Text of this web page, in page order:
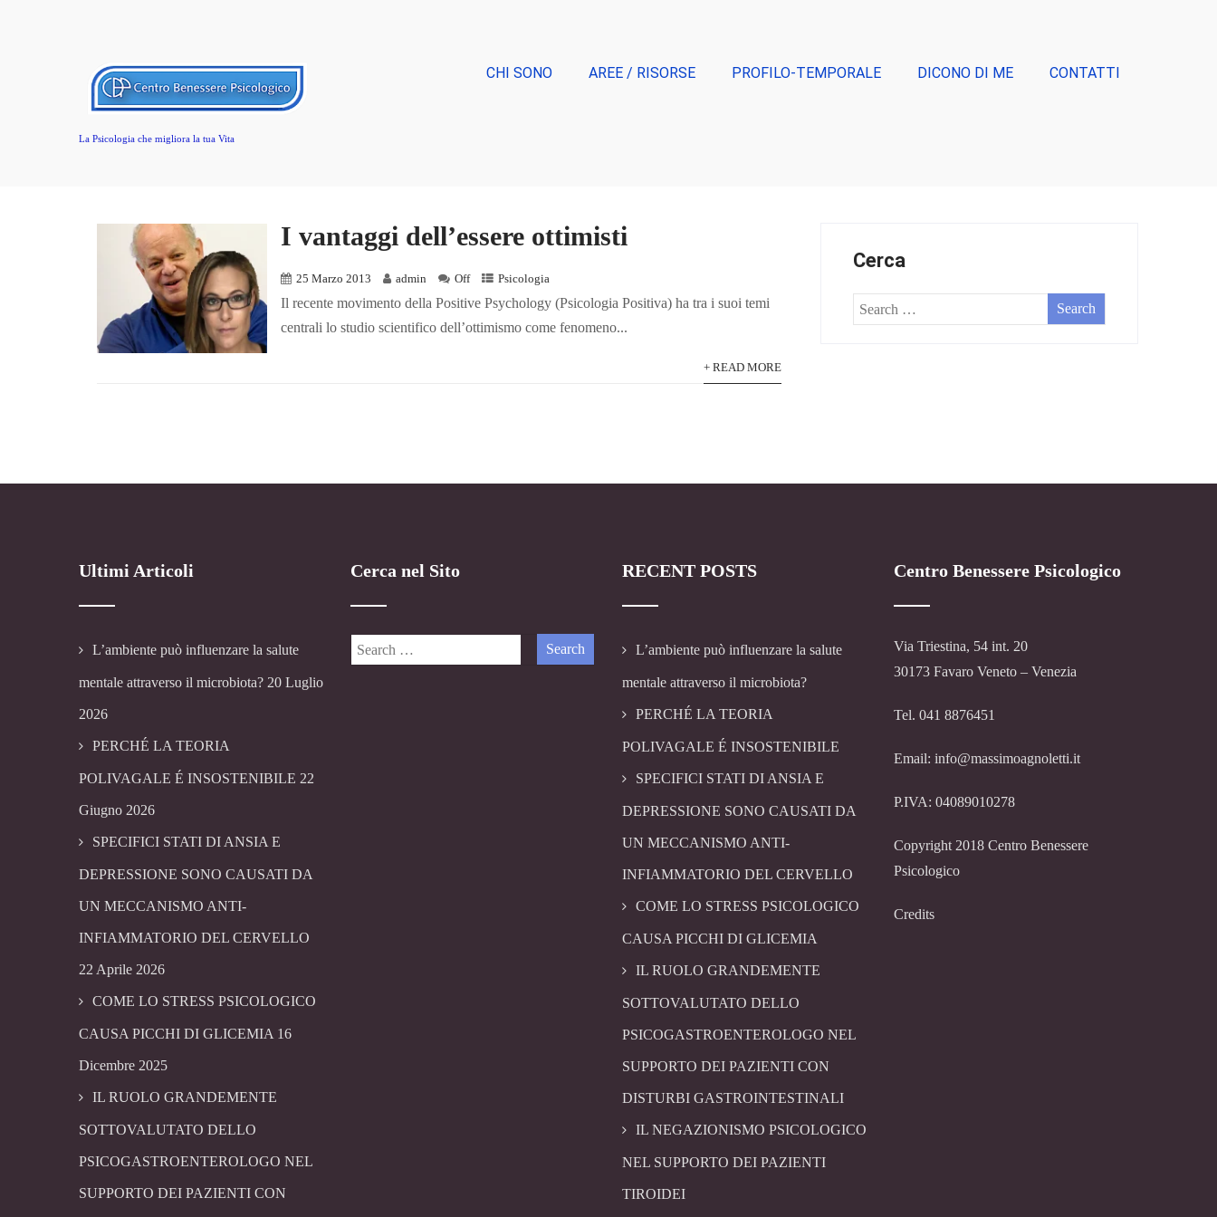
La Psicologia che migliora la tua Vita
CHI SONO AREE / RISORSE PROFILO-TEMPORALE DICONO DI ME CONTATTI
I vantaggi dell’essere ottimisti
25 Marzo 2013 admin Off Psicologia
Il recente movimento della Positive Psychology (Psicologia Positiva) ha tra i suoi temi
centrali lo studio scientifico dell’ottimismo come fenomeno...
+ READ MORE
Cerca
Ultimi Articoli
L’ambiente può influenzare la salute
mentale attraverso il microbiota? 20 Luglio
2026
PERCHÉ LA TEORIA
POLIVAGALE É INSOSTENIBILE 22
Giugno 2026
SPECIFICI STATI DI ANSIA E
DEPRESSIONE SONO CAUSATI DA
UN MECCANISMO ANTI-
INFIAMMATORIO DEL CERVELLO
22 Aprile 2026
COME LO STRESS PSICOLOGICO
CAUSA PICCHI DI GLICEMIA 16
Dicembre 2025
IL RUOLO GRANDEMENTE
SOTTOVALUTATO DELLO
PSICOGASTROENTEROLOGO NEL
SUPPORTO DEI PAZIENTI CON
Cerca nel Sito RECENT POSTS
L’ambiente può influenzare la salute
mentale attraverso il microbiota?
PERCHÉ LA TEORIA
POLIVAGALE É INSOSTENIBILE
SPECIFICI STATI DI ANSIA E
DEPRESSIONE SONO CAUSATI DA
UN MECCANISMO ANTI-
INFIAMMATORIO DEL CERVELLO
COME LO STRESS PSICOLOGICO
CAUSA PICCHI DI GLICEMIA
IL RUOLO GRANDEMENTE
SOTTOVALUTATO DELLO
PSICOGASTROENTEROLOGO NEL
SUPPORTO DEI PAZIENTI CON
DISTURBI GASTROINTESTINALI
IL NEGAZIONISMO PSICOLOGICO
NEL SUPPORTO DEI PAZIENTI
TIROIDEI
Centro Benessere Psicologico
Via Triestina, 54 int. 20
30173 Favaro Veneto – Venezia
Tel. 041 8876451
Email: info@massimoagnoletti.it
P.IVA: 04089010278
Copyright 2018 Centro Benessere
Psicologico
Credits